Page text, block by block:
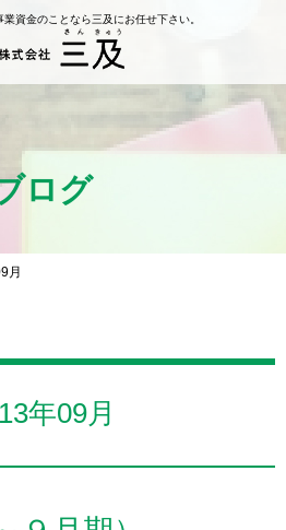
資金のことなら三及にお任せ下さい。
ログ
月
年09月